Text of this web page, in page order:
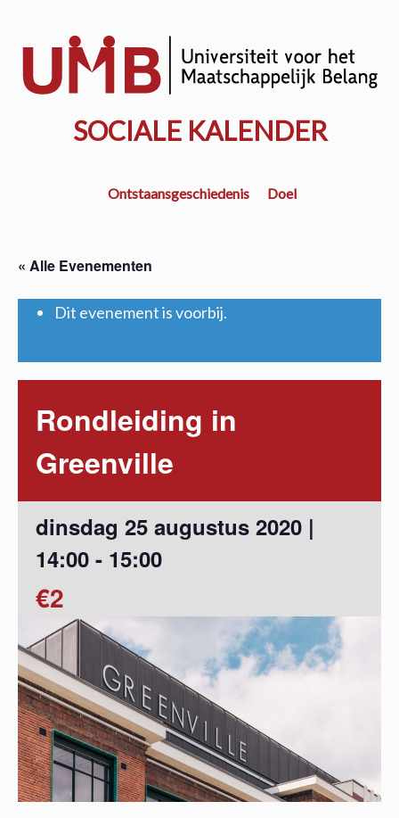
hoofd
SOCIALE KALENDER
Ontstaansgeschiedenis Doel
« Alle Evenementen
Dit evenement is voorbij.
Rondleiding in
Greenville
dinsdag 25 augustus 2020 |
14:00 - 15:00
€2